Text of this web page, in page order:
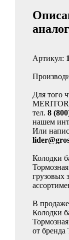
Артикул:
Для того
тел. 8
нашем
Или
Колодки
грузовых
В
Колодки
от бренда